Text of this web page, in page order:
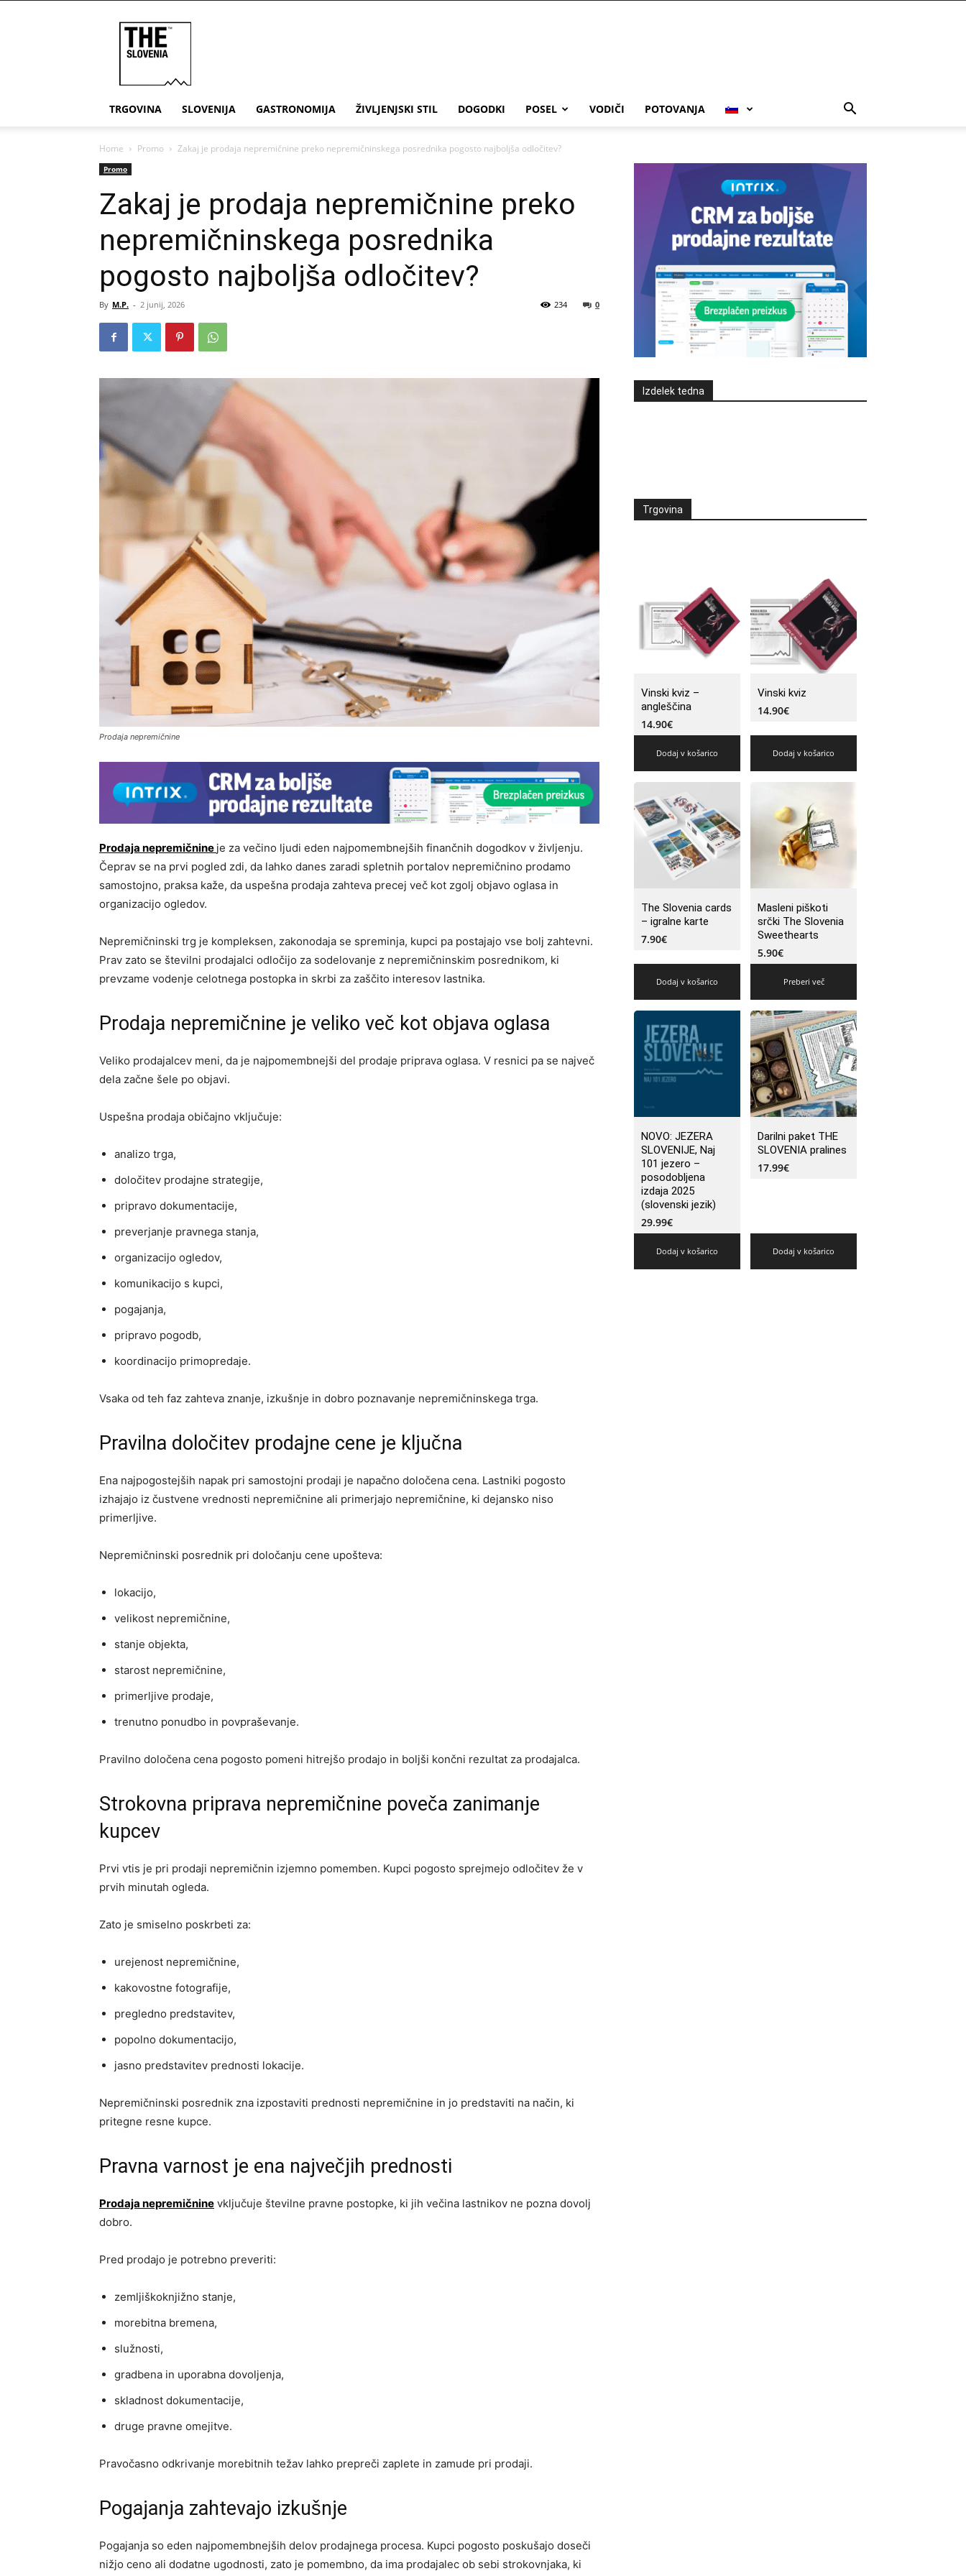
TRGOVINA SLOVENIJA GASTRONOMIJA ŽIVLJENJSKI STIL DOGODKI POSEL VODIČI POTOVANJA
Home Promo Zakaj je prodaja nepremičnine preko nepremičninskega posrednika pogosto najboljša odločitev?
Promo
Zakaj je prodaja nepremičnine preko
nepremičninskega posrednika
pogosto najboljša odločitev?
By M.P. - 2 junij, 2026 0
234
Prodaja nepremičnine
Prodaja nepremičnine je za večino ljudi eden najpomembnejših finančnih dogodkov v življenju.
Čeprav se na prvi pogled zdi, da lahko danes zaradi spletnih portalov nepremičnino prodamo
samostojno, praksa kaže, da uspešna prodaja zahteva precej več kot zgolj objavo oglasa in
organizacijo ogledov.
Nepremičninski trg je kompleksen, zakonodaja se spreminja, kupci pa postajajo vse bolj zahtevni.
Prav zato se številni prodajalci odločijo za sodelovanje z nepremičninskim posrednikom, ki
prevzame vodenje celotnega postopka in skrbi za zaščito interesov lastnika.
Prodaja nepremičnine je veliko več kot objava oglasa
Veliko prodajalcev meni, da je najpomembnejši del prodaje priprava oglasa. V resnici pa se največ
dela začne šele po objavi.
Uspešna prodaja običajno vključuje:
analizo trga,
določitev prodajne strategije,
pripravo dokumentacije,
preverjanje pravnega stanja,
organizacijo ogledov,
komunikacijo s kupci,
pogajanja,
pripravo pogodb,
koordinacijo primopredaje.
Vsaka od teh faz zahteva znanje, izkušnje in dobro poznavanje nepremičninskega trga.
Pravilna določitev prodajne cene je ključna
Ena najpogostejših napak pri samostojni prodaji je napačno določena cena. Lastniki pogosto
izhajajo iz čustvene vrednosti nepremičnine ali primerjajo nepremičnine, ki dejansko niso
primerljive.
Nepremičninski posrednik pri določanju cene upošteva:
lokacijo,
velikost nepremičnine,
stanje objekta,
starost nepremičnine,
primerljive prodaje,
trenutno ponudbo in povpraševanje.
Pravilno določena cena pogosto pomeni hitrejšo prodajo in boljši končni rezultat za prodajalca.
Strokovna priprava nepremičnine poveča zanimanje
kupcev
Prvi vtis je pri prodaji nepremičnin izjemno pomemben. Kupci pogosto sprejmejo odločitev že v
prvih minutah ogleda.
Zato je smiselno poskrbeti za:
urejenost nepremičnine,
kakovostne fotografije,
pregledno predstavitev,
popolno dokumentacijo,
jasno predstavitev prednosti lokacije.
Nepremičninski posrednik zna izpostaviti prednosti nepremičnine in jo predstaviti na način, ki
pritegne resne kupce.
Pravna varnost je ena največjih prednosti
Prodaja nepremičnine vključuje številne pravne postopke, ki jih večina lastnikov ne pozna dovolj
dobro.
Pred prodajo je potrebno preveriti:
zemljiškoknjižno stanje,
morebitna bremena,
služnosti,
gradbena in uporabna dovoljenja,
skladnost dokumentacije,
druge pravne omejitve.
Pravočasno odkrivanje morebitnih težav lahko prepreči zaplete in zamude pri prodaji.
Pogajanja zahtevajo izkušnje
Pogajanja so eden najpomembnejših delov prodajnega procesa. Kupci pogosto poskušajo doseči
nižjo ceno ali dodatne ugodnosti, zato je pomembno, da ima prodajalec ob sebi strokovnjaka, ki
Izdelek tedna
Trgovina
Vinski kviz –
angleščina
14.90€
Dodaj v košarico
Vinski kviz
14.90€
Dodaj v košarico
The Slovenia cards
– igralne karte
7.90€
Dodaj v košarico
Masleni piškoti
srčki The Slovenia
Sweethearts
5.90€
Preberi več
NOVO: JEZERA
SLOVENIJE, Naj
101 jezero –
posodobljena
izdaja 2025
(slovenski jezik)
29.99€
Dodaj v košarico
Darilni paket THE
SLOVENIA pralines
17.99€
Dodaj v košarico